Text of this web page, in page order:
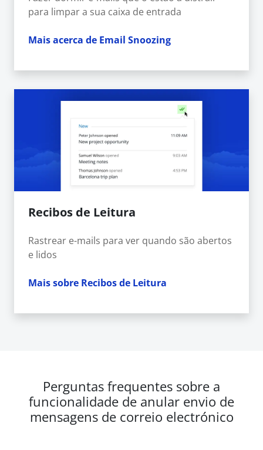
para limpar a sua caixa de entrada
Mais acerca de Email Snoozing
Recibos de Leitura
Rastrear e-mails para ver quando são abertos
e lidos
Mais sobre Recibos de Leitura
Perguntas frequentes sobre a
funcionalidade de anular envio de
mensagens de correio electrónico